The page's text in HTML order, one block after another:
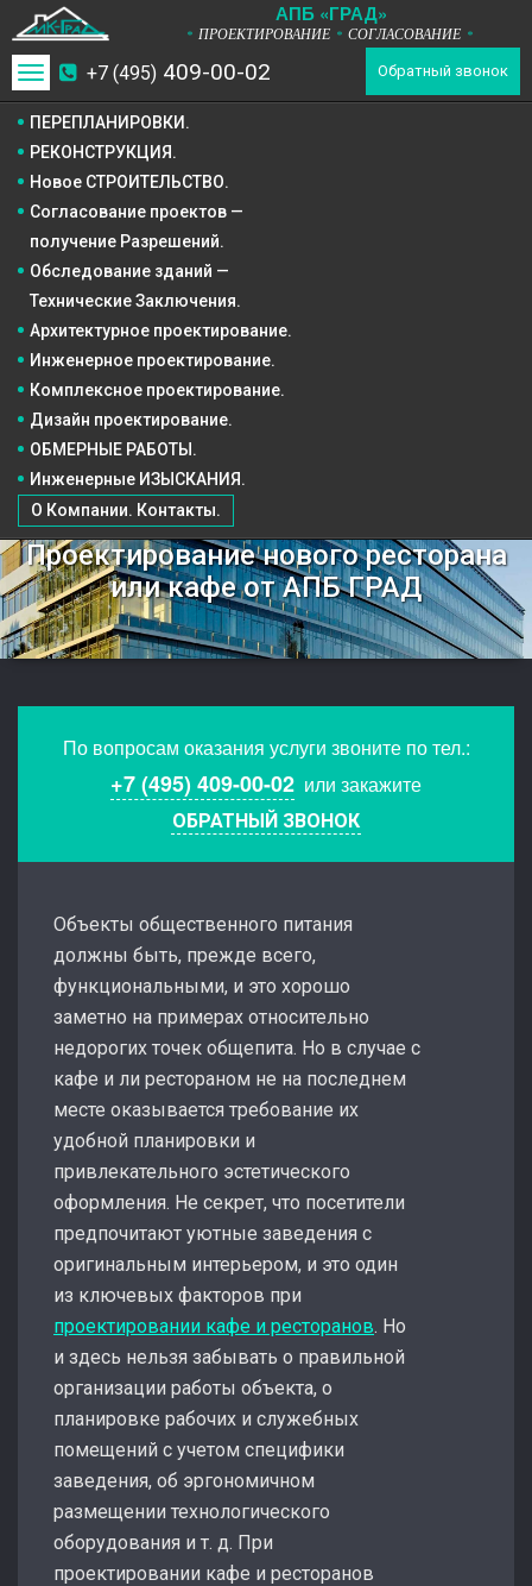
АПБ «ГРАД»
* ПРОЕКТИРОВАНИЕ * СОГЛАСОВАНИЕ *
+7 (495) 409-00-02 Обратный звонок
Toggle
navigation
ПЕРЕПЛАНИРОВКИ.
РЕКОНСТРУКЦИЯ.
Новое СТРОИТЕЛЬСТВО.
ОБМЕРНЫЕ РАБОТЫ.
Инженерные ИЗЫСКАНИЯ.
О Компании. Контакты.
Согласование проектов —
получение Разрешений.
Обследование зданий —
Технические Заключения.
Архитектурное проектирование.
Инженерное проектирование.
Комплексное проектирование.
Дизайн проектирование.
Проектирование нового ресторана
или кафе от АПБ ГРАД
По вопросам оказания услуги звоните по тел.:
+7 (495) 409-00-02 или закажите
ОБРАТНЫЙ ЗВОНОК
Объекты общественного питания
должны быть, прежде всего,
функциональными, и это хорошо
заметно на примерах относительно
недорогих точек общепита. Но в случае с
кафе и ли рестораном не на последнем
месте оказывается требование их
удобной планировки и
привлекательного эстетического
оформления. Не секрет, что посетители
предпочитают уютные заведения с
оригинальным интерьером, и это один
из ключевых факторов при
проектировании кафе и ресторанов. Но
и здесь нельзя забывать о правильной
организации работы объекта, о
планировке рабочих и служебных
помещений с учетом специфики
заведения, об эргономичном
размещении технологического
оборудования и т. д. При
проектировании кафе и ресторанов